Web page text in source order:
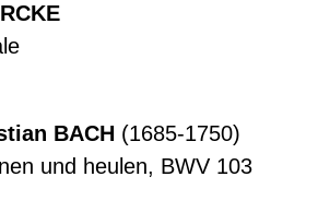
BACH (1685-1750)
und heulen, BWV 103